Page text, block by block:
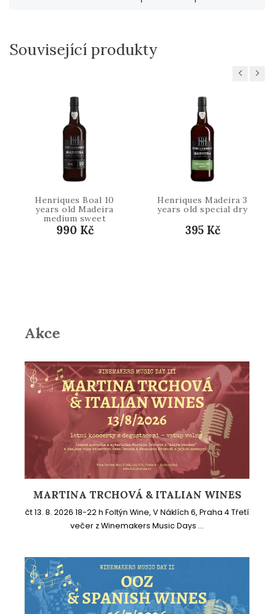
Související produkty
Previous
Henriques Boal 10
years old Madeira
medium sweet
990 Kč
Henriques Madeira 3
years old special dry
395 Kč
Next
Akce
MARTINA TRCHOVÁ & ITALIAN WINES
čt 13. 8. 2026 18-22 h Foltýn Wine, V Náklích 6, Praha 4 Třetí
večer z Winemakers Music Days ...